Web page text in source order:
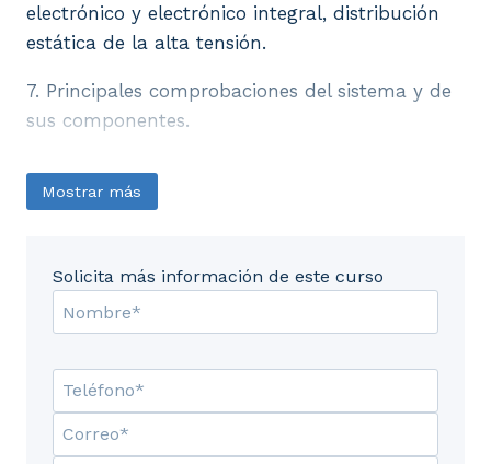
electrónico y electrónico integral, distribución
estática de la alta tensión.
7. Principales comprobaciones del sistema y de
sus componentes.
Mostrar más
Solicita más información de este curso